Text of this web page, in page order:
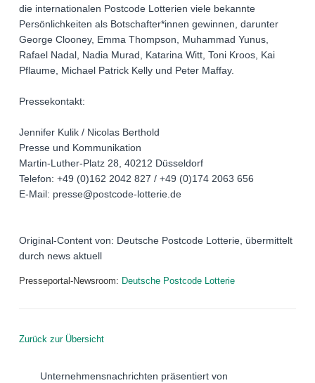
die internationalen Postcode Lotterien viele bekannte
Persönlichkeiten als Botschafter*innen gewinnen, darunter
George Clooney, Emma Thompson, Muhammad Yunus,
Rafael Nadal, Nadia Murad, Katarina Witt, Toni Kroos, Kai
Pflaume, Michael Patrick Kelly und Peter Maffay.
Pressekontakt:
Jennifer Kulik / Nicolas Berthold
Presse und Kommunikation
Martin-Luther-Platz 28, 40212 Düsseldorf
Telefon: +49 (0)162 2042 827 / +49 (0)174 2063 656
E-Mail: presse@postcode-lotterie.de
Original-Content von: Deutsche Postcode Lotterie, übermittelt
durch news aktuell
Presseportal-Newsroom: Deutsche Postcode Lotterie
Zurück zur Übersicht
Unternehmensnachrichten präsentiert von